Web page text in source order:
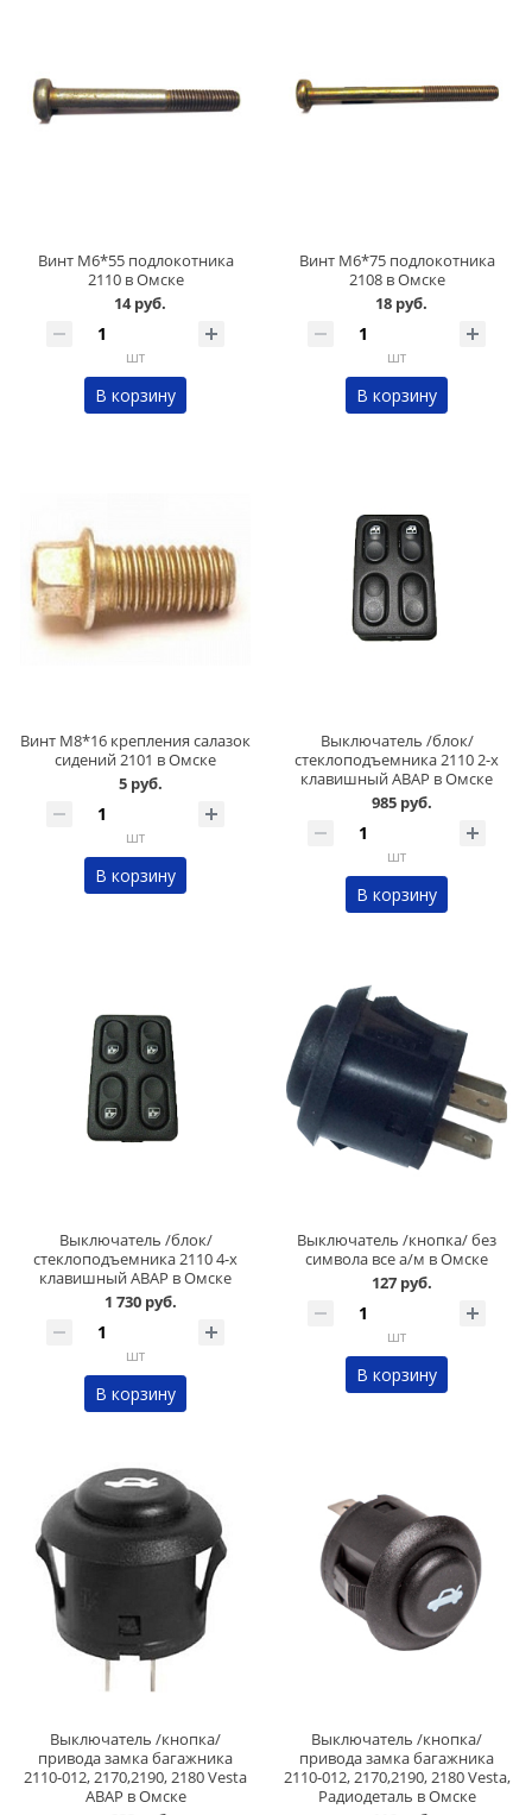
Винт М6*55 подлокотника
2110 в Омске
14 руб.
шт
В корзину
Винт М6*75 подлокотника
2108 в Омске
18 руб.
шт
В корзину
Винт М8*16 крепления салазок
сидений 2101 в Омске
5 руб.
шт
В корзину
Выключатель /блок/
стеклоподъемника 2110 2-х
клавишный АВАР в Омске
985 руб.
шт
В корзину
Выключатель /блок/
стеклоподъемника 2110 4-х
клавишный АВАР в Омске
1 730 руб.
шт
В корзину
Выключатель /кнопка/ без
символа все а/м в Омске
127 руб.
шт
В корзину
Выключатель /кнопка/
привода замка багажника
2110-012, 2170,2190, 2180 Vesta
АВАР в Омске
Выключатель /кнопка/
привода замка багажника
2110-012, 2170,2190, 2180 Vesta,
Радиодеталь в Омске